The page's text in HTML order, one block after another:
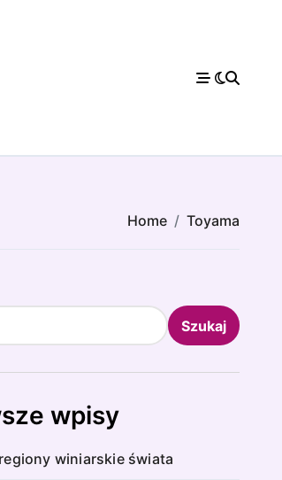
Home Toyama
Szukaj
wpisy
winiarskie świata